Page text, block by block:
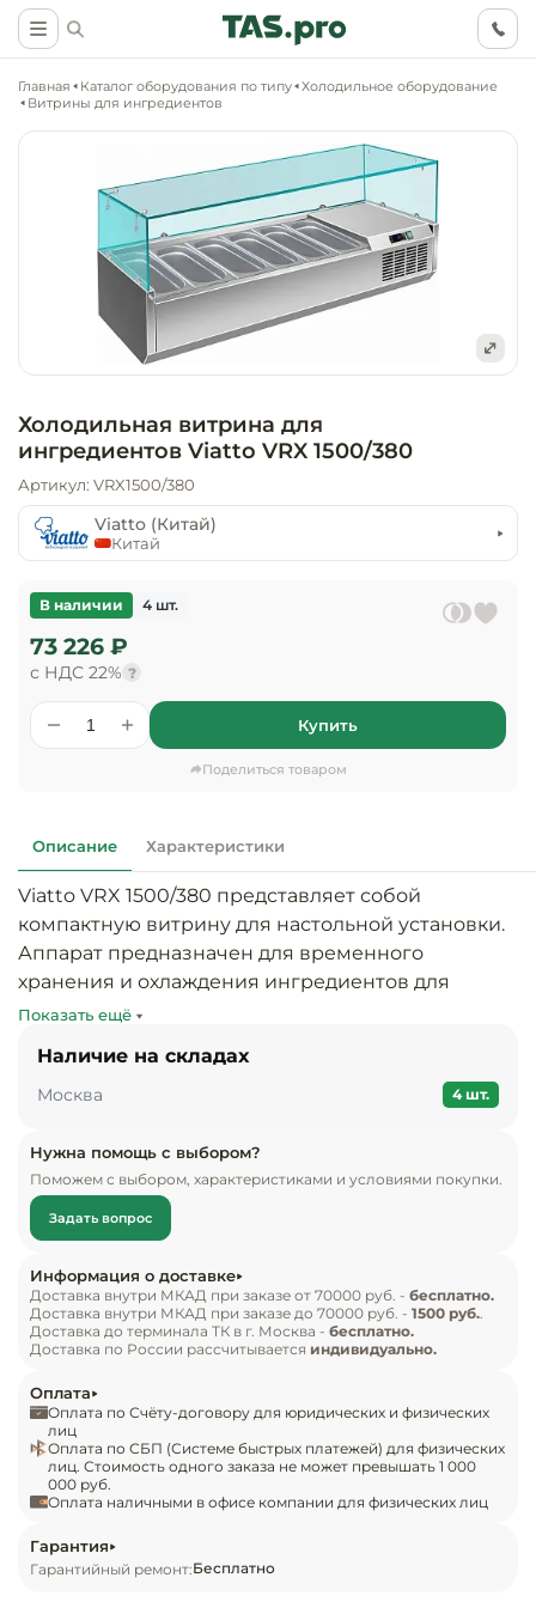
Кофейное
фастфуда
Инвентарь
приборы
Нейтральное
Линии
Оснащение
Оснащение
цехов
бытового
Ритейл (non
оборудования
Главная Каталог оборудования по типу Холодильное оборудование
Витрины для ингредиентов
Холодильная витрина для
ингредиентов Viatto VRX 1500/380
Артикул: VRX1500/380
Viatto (Китай)
Китай
73 226 ₽
с НДС 22% ?
В наличии 4 шт.
Купить
Поделиться товаром
Описание Характеристики
Viatto VRX 1500/380 представляет собой
компактную витрину для настольной установки.
Аппарат предназначен для временного
хранения и охлаждения ингредиентов для
салатов, пиццы и прочей подобной продукции.
Компактные габариты оборудования позволяют
его установливать на прилавок или барную
применения в пиццериях, кондитерских,
магазина, прочих заведениях общественного
питания и торговли.
Корпус витрины выполнен из нержавеющей
стали, верхняя часть произведена из прямого
стекла. Благодаря встроенной статической
системе охлаждения и термостату
поддерживается температура в диапазоне от +2
до +8 градусов. Внутреннее пространство
витрины рассчитано на установку 5
гастроемкостей типа GN1/3 и 1 гастроемкости
типа GN1/2.
Комплект поставки
Витрина для ингредиентов Viatto VRX 1500/380;
Показать ещё
Наличие на складах
Москва 4 шт.
Нужна помощь с выбором?
Поможем с выбором, характеристиками и условиями покупки.
Задать вопрос
Информация о доставке
Доставка внутри МКАД при заказе от 70000 руб. - бесплатно.
Доставка внутри МКАД при заказе до 70000 руб. - 1500 руб..
Доставка до терминала ТК в г. Москва - бесплатно.
Доставка по России рассчитывается индивидуально.
Оплата
Оплата по Счёту-договору для юридических и физических
лиц
Оплата по СБП (Системе быстрых платежей) для физических
лиц. Стоимость одного заказа не может превышать 1 000
000 руб.
Оплата наличными в офисе компании для физических лиц
Гарантия
Гарантийный ремонт:Бесплатно